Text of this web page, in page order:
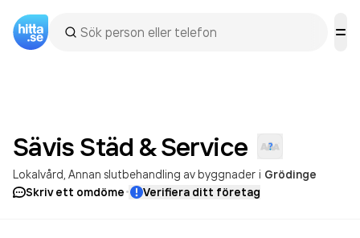
Sävis Städ &Service
Lokalvård Annan slutbehandling av byggnader i Grödinge
Skriv ett omdöme· Verifiera ditt företag